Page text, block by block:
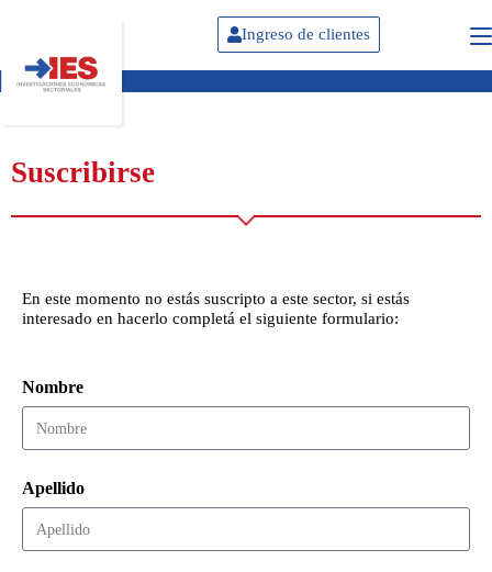
Ingreso de clientes
Suscribirse
En este momento no estás suscripto a este sector, si estás
interesado en hacerlo completá el siguiente formulario:
Nombre
Apellido